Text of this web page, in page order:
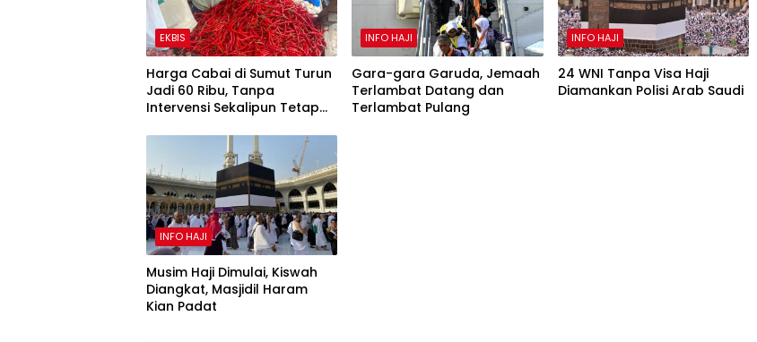
EKBIS
Harga Cabai di Sumut Turun
Jadi 60 Ribu, Tanpa
Intervensi Sekalipun Tetap
INFO HAJI
Gara-gara Garuda, Jemaah
Terlambat Datang dan
Terlambat Pulang
INFO HAJI
24 WNI Tanpa Visa Haji
Diamankan Polisi Arab Saudi
INFO HAJI
Musim Haji Dimulai, Kiswah
Diangkat, Masjidil Haram
Kian Padat